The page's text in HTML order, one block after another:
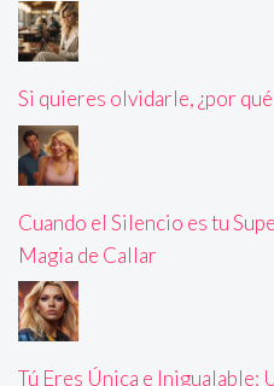
Si quieres olvidarle, ¿por
Cuando el Silencio es tu
Magia de Callar
Tú Eres Única e Inigualable: